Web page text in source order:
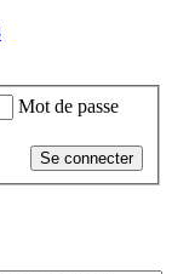
Mot de passe
Se connecter